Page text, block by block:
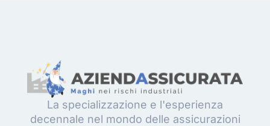
La specializzazione e l'esperienza
decennale nel mondo delle assicurazioni